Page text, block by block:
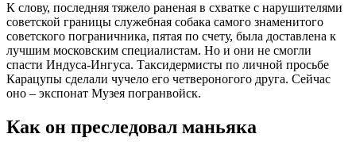
К слову, последняя тяжело раненая в схватке с нарушителями
советской границы служебная собака самого знаменитого
советского пограничника, пятая по счету, была доставлена к
лучшим московским специалистам. Но и они не смогли
спасти Индуса-Ингуса. Таксидермисты по личной просьбе
Карацупы сделали чучело его четвероногого друга. Сейчас
оно – экспонат Музея погранвойск.
Как он преследовал маньяка